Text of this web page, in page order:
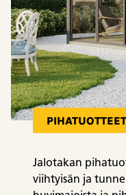
Jalotakan
viihtyisän ja